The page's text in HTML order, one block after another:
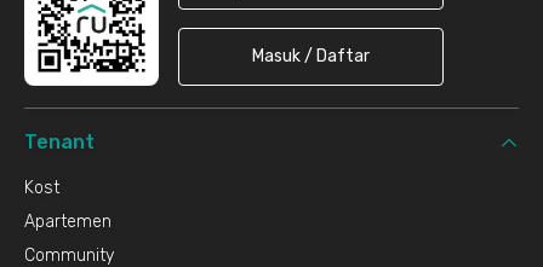
Masuk / Daftar
Tenant
Kost
Apartemen
Community